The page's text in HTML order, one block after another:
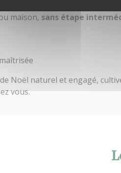
maison, sans étape
Noël naturel et engagé,
vous.